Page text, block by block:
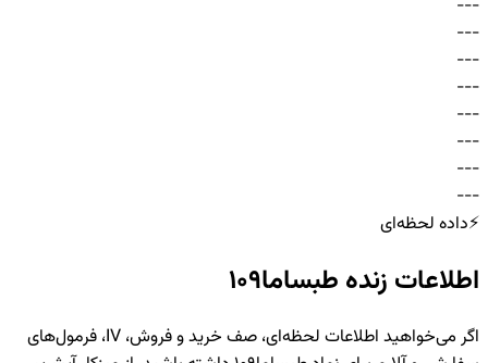
-
-
-
-
-
-
-
-
-
-
-
-
-
-
-
-
-
-
-
-
-
-
-
-
⚡داده لحظه‌ای
اطلاعات زنده طبساما109
اگر می‌خواهید اطلاعات لحظه‌ای، صف خرید و فروش، IV، فرمول‌های